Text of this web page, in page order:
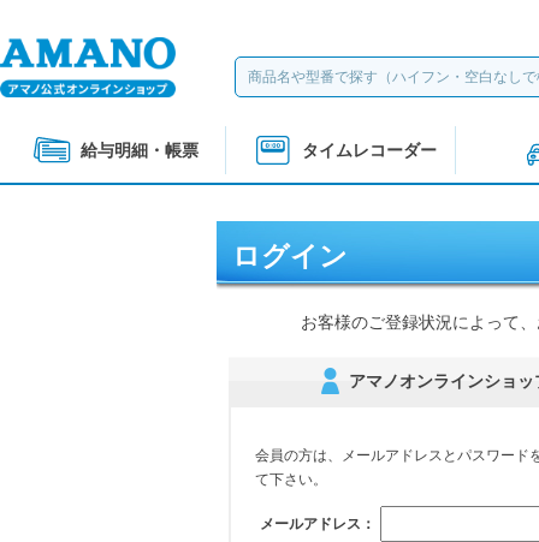
給与明細・帳票 タイムレコーダー
ログイン
お客様のご登録状況によって
アマノオンラインショッ
会員の方は、メールアドレスとパスワード
て下さい。
メールアドレス：